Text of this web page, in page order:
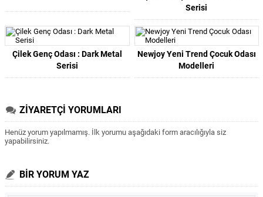
Serisi
Çilek Genç Odası : Dark Metal
Serisi
Newjoy Yeni Trend Çocuk Odası
Modelleri
ZİYARETÇİ YORUMLARI
Henüz yorum yapılmamış. İlk yorumu aşağıdaki form aracılığıyla siz
yapabilirsiniz.
BİR YORUM YAZ